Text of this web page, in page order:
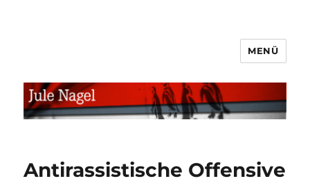
MENÜ
Antirassistische Offensive